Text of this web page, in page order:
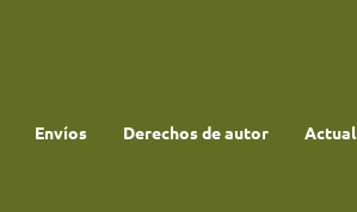
Envíos Derechos de autor Actual